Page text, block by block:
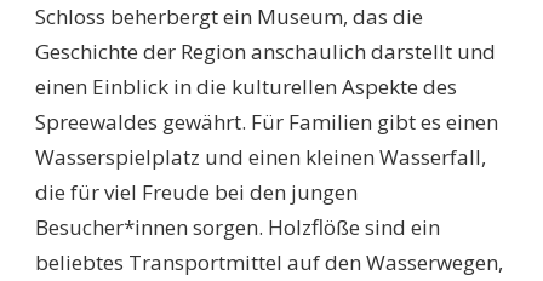
Schloss beherbergt ein Museum, das die
Geschichte der Region anschaulich darstellt und
einen Einblick in die kulturellen Aspekte des
Spreewaldes gewährt. Für Familien gibt es einen
Wasserspielplatz und einen kleinen Wasserfall,
die für viel Freude bei den jungen
Besucher*innen sorgen. Holzflöße sind ein
beliebtes Transportmittel auf den Wasserwegen,